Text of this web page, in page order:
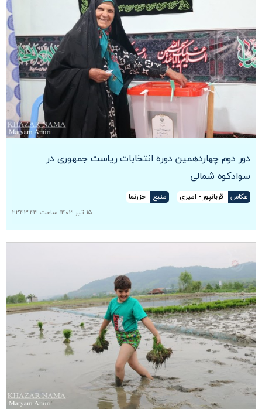
دور دوم چهاردهمین دوره انتخابات ریاست جمهوری در
سوادکوه شمالی
عکاس قربانپور - امیری منبع
خزرنما
۱۵ تیر ۱۴۰۳ ساعت ۲۲:۴۳:۴۳